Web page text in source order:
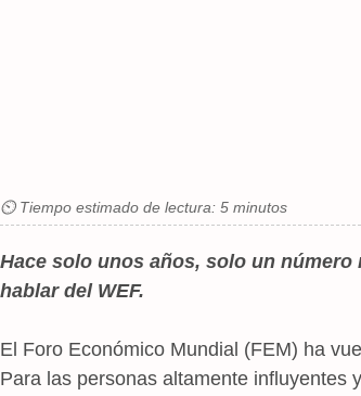
⏲ Tiempo estimado de lectura: 5 minutos
Hace solo unos años, solo un
hablar del WEF.
El Foro Económico Mundial (FEM) ha
Para las personas altamente influyentes